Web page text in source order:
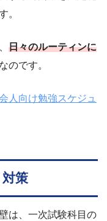
。
日々のルーティンに
なのです。
人向け勉強スケジュ
策
は、一次試験科目の